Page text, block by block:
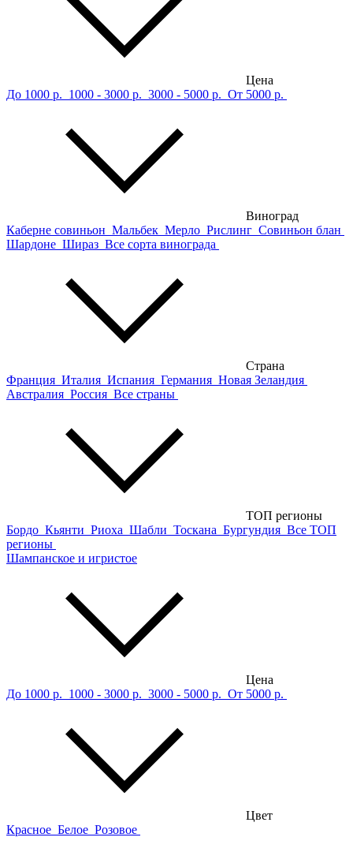
Цена
До 1000 р. 1000 - 3000 р. 3000 - 5000 р. От 5000 р.
Виноград
Каберне совиньон Мальбек Мерло Рислинг Совиньон блан
Шардоне Шираз Все сорта винограда
Страна
Франция Италия Испания Германия Новая Зеландия
Австралия Россия Все страны
ТОП регионы
Бордо Кьянти Риоха Шабли Тоскана Бургундия Все ТОП
регионы
Шампанское и игристое
Цена
До 1000 р. 1000 - 3000 р. 3000 - 5000 р. От 5000 р.
Цвет
Красное Белое Розовое